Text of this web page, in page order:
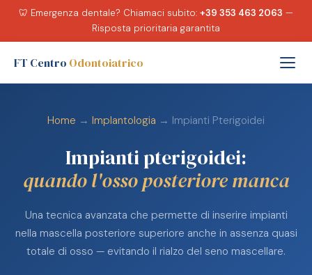
🦷 Emergenza dentale? Chiamaci subito: +39 353 463 2063 —
Risposta prioritaria garantita
FT Centro Odontoiatrico
Home → Implantologia → Impianti Pterigoidei
Impianti pterigoidei:
quando l'osso posteriore manca
Una tecnica avanzata che permette di inserire impianti
nella mascella posteriore superiore anche in assenza quasi
totale di osso — evitando il rialzo del seno mascellare.